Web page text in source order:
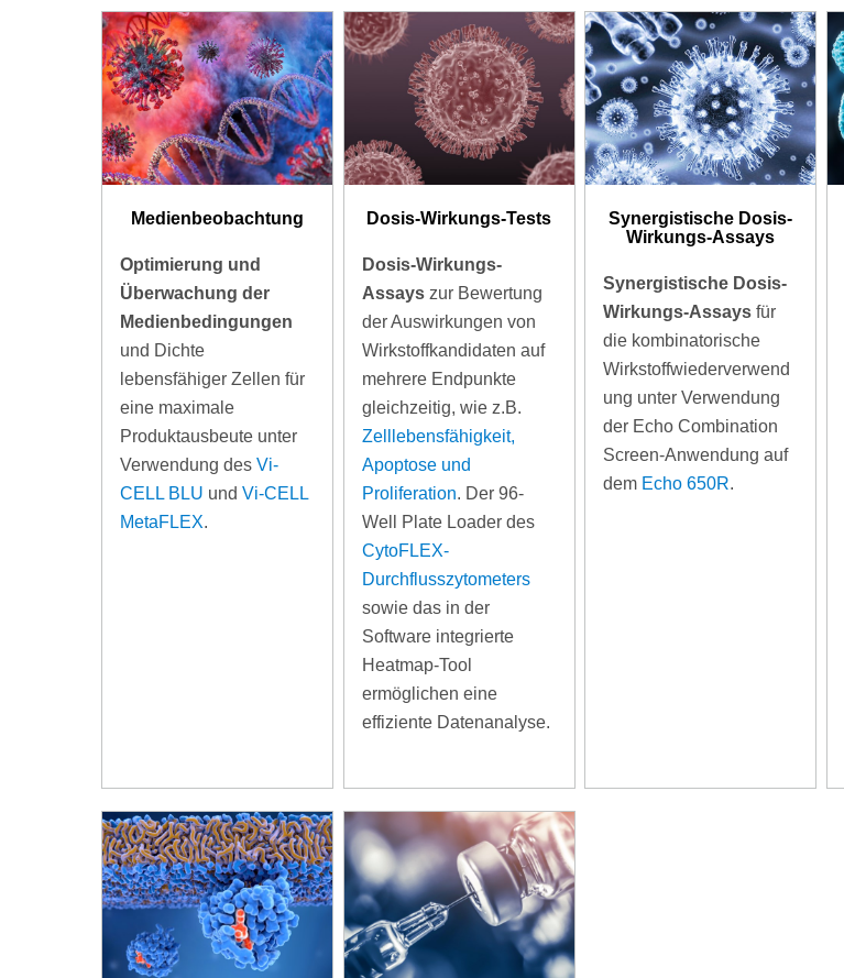
Medienbeobachtung
Optimierung und
Überwachung der
Medienbedingungen
und Dichte
lebensfähiger Zellen für
eine maximale
Produktausbeute unter
Verwendung des Vi-
CELL BLU und Vi-CELL
MetaFLEX.
Dosis-Wirkungs-Tests
Dosis-Wirkungs-
Assayszur Bewertung
der Auswirkungen von
Wirkstoffkandidaten auf
mehrere Endpunkte
gleichzeitig, wie z.B.
Zelllebensfähigkeit,
Apoptose und
Proliferation. Der 96-
Well Plate Loader des
CytoFLEX-
Durchflusszytometers
sowie das in der
Software integrierte
Heatmap-Tool
ermöglichen eine
effiziente Datenanalyse.
Synergistische Dosis-
Wirkungs-Assays
Synergistische Dosis-
Wirkungs-Assays für
die kombinatorische
Wirkstoffwiederverwend
ung unter Verwendung
der Echo Combination
Screen-Anwendung auf
dem Echo 650R.